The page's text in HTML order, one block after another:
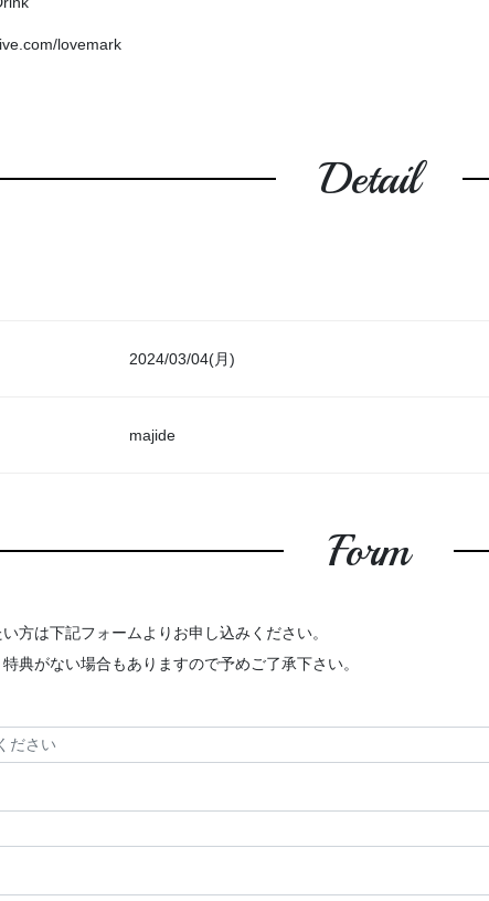
lovemark
Detail
2024/03/04(月)
majide
Form
方は下記フォームよりお申し込みください。
典がない場合もありますので予めご了承下さい。